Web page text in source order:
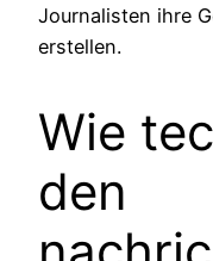
Journalisten ihre
erstellen.
Wie
den